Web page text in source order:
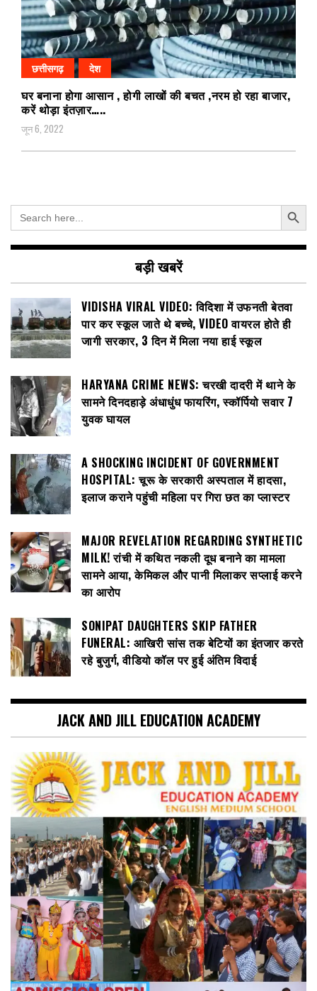
छत्तीसगढ़ देश
घर बनाना होगा आसान , होगी लाखों की बचत ,नरम हो रहा बाजार,
करें थोड़ा इंतज़ार…..
जून 6, 2022
Search
for:
Search Button
बड़ी खबरें
VIDISHA VIRAL VIDEO: विदिशा में उफनती बेतवा
पार कर स्कूल जाते थे बच्चे, VIDEO वायरल होते ही
जागी सरकार, 3 दिन में मिला नया हाई स्कूल
HARYANA CRIME NEWS: चरखी दादरी में थाने के
सामने दिनदहाड़े अंधाधुंध फायरिंग, स्कॉर्पियो सवार 7
युवक घायल
A SHOCKING INCIDENT OF GOVERNMENT
HOSPITAL: चूरू के सरकारी अस्पताल में हादसा,
इलाज कराने पहुंची महिला पर गिरा छत का प्लास्टर
MAJOR REVELATION REGARDING SYNTHETIC
MILK! रांची में कथित नकली दूध बनाने का मामला
सामने आया, केमिकल और पानी मिलाकर सप्लाई करने
का आरोप
SONIPAT DAUGHTERS SKIP FATHER
FUNERAL: आखिरी सांस तक बेटियों का इंतजार करते
रहे बुजुर्ग, वीडियो कॉल पर हुई अंतिम विदाई
JACK AND JILL EDUCATION ACADEMY